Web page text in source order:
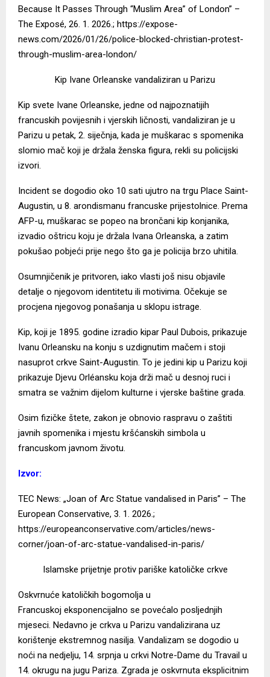
Because It Passes Through “Muslim Area” of London” –
The Exposé, 26. 1. 2026.; https://expose-
news.com/2026/01/26/police-blocked-christian-protest-
through-muslim-area-london/
Kip Ivane Orleanske vandaliziran u Parizu
Kip svete Ivane Orleanske, jedne od najpoznatijih
francuskih povijesnih i vjerskih ličnosti, vandaliziran je u
Parizu u petak, 2. siječnja, kada je muškarac s spomenika
slomio mač koji je držala ženska figura, rekli su policijski
izvori.
Incident se dogodio oko 10 sati ujutro na trgu Place Saint-
Augustin, u 8. arondismanu francuske prijestolnice. Prema
AFP-u, muškarac se popeo na brončani kip konjanika,
izvadio oštricu koju je držala Ivana Orleanska, a zatim
pokušao pobjeći prije nego što ga je policija brzo uhitila.
Osumnjičenik je pritvoren, iako vlasti još nisu objavile
detalje o njegovom identitetu ili motivima. Očekuje se
procjena njegovog ponašanja u sklopu istrage.
Kip, koji je 1895. godine izradio kipar Paul Dubois, prikazuje
Ivanu Orleansku na konju s uzdignutim mačem i stoji
nasuprot crkve Saint-Augustin. To je jedini kip u Parizu koji
prikazuje Djevu Orléansku koja drži mač u desnoj ruci i
smatra se važnim dijelom kulturne i vjerske baštine grada.
Osim fizičke štete, zakon je obnovio raspravu o zaštiti
javnih spomenika i mjestu kršćanskih simbola u
francuskom javnom životu.
Izvor:
TEC News: „Joan of Arc Statue vandalised in Paris” – The
European Conservative, 3. 1. 2026.;
https://europeanconservative.com/articles/news-
corner/joan-of-arc-statue-vandalised-in-paris/
Islamske prijetnje protiv pariške katoličke crkve
Oskvrnuće katoličkih bogomolja u
Francuskoj eksponencijalno se povećalo posljednjih
mjeseci. Nedavno je crkva u Parizu vandalizirana uz
korištenje ekstremnog nasilja. Vandalizam se dogodio u
noći na nedjelju, 14. srpnja u crkvi Notre-Dame du Travail u
14. okrugu na jugu Pariza. Zgrada je oskvrnuta eksplicitnim